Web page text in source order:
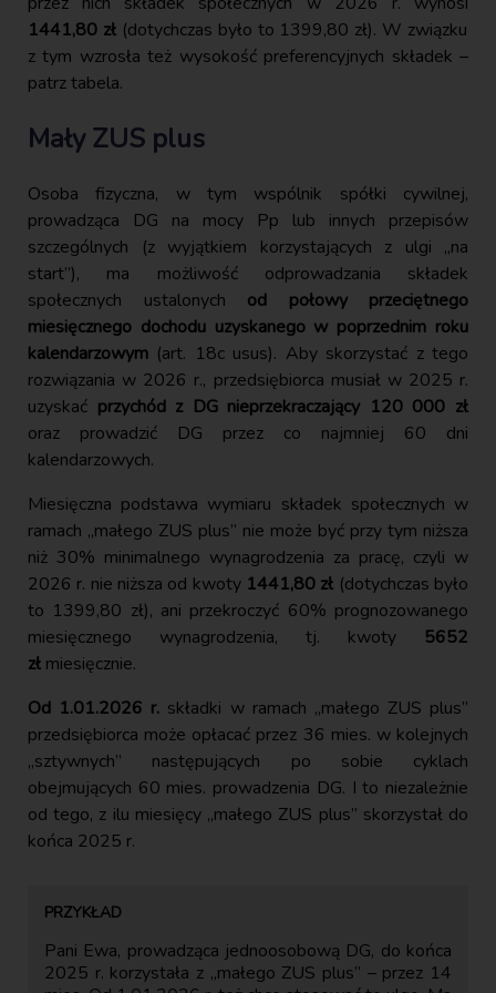
1441,80 zł (dotychczas było to 1399,80 zł). W związku
z tym wzrosła też wysokość preferencyjnych składek –
patrz tabela.
Mały ZUS plus
Osoba fizyczna, w tym wspólnik spółki cywilnej,
prowadząca DG na mocy Pp lub innych przepisów
szczególnych (z wyjątkiem korzystających z ulgi „na
start”), ma możliwość odprowadzania składek
społecznych ustalonych od połowy przeciętnego
miesięcznego dochodu uzyskanego w poprzednim roku
kalendarzowym (art. 18c usus). Aby skorzystać z tego
rozwiązania w 2026 r., przedsiębiorca musiał w 2025 r.
uzyskać przychód z DG nieprzekraczający 120 000 zł
oraz prowadzić DG przez co najmniej 60 dni
kalendarzowych.
Miesięczna podstawa wymiaru składek społecznych w
ramach „małego ZUS plus” nie może być przy tym niższa
niż 30% minimalnego wynagrodzenia za pracę, czyli w
2026 r. nie niższa od kwoty 1441,80 zł (dotychczas było
to 1399,80 zł), ani przekroczyć 60% prognozowanego
miesięcznego wynagrodzenia, tj. kwoty 5652
zł miesięcznie.
Od 1.01.2026 r. składki w ramach „małego ZUS plus”
przedsiębiorca może opłacać przez 36 mies. w kolejnych
„sztywnych” następujących po sobie cyklach
obejmujących 60 mies. prowadzenia DG. I to niezależnie
od tego, z ilu miesięcy „małego ZUS plus” skorzystał do
końca 2025 r.
Pani Ewa, prowadząca jednoosobową DG, do końca
2025 r. korzystała z „małego ZUS plus” – przez 14